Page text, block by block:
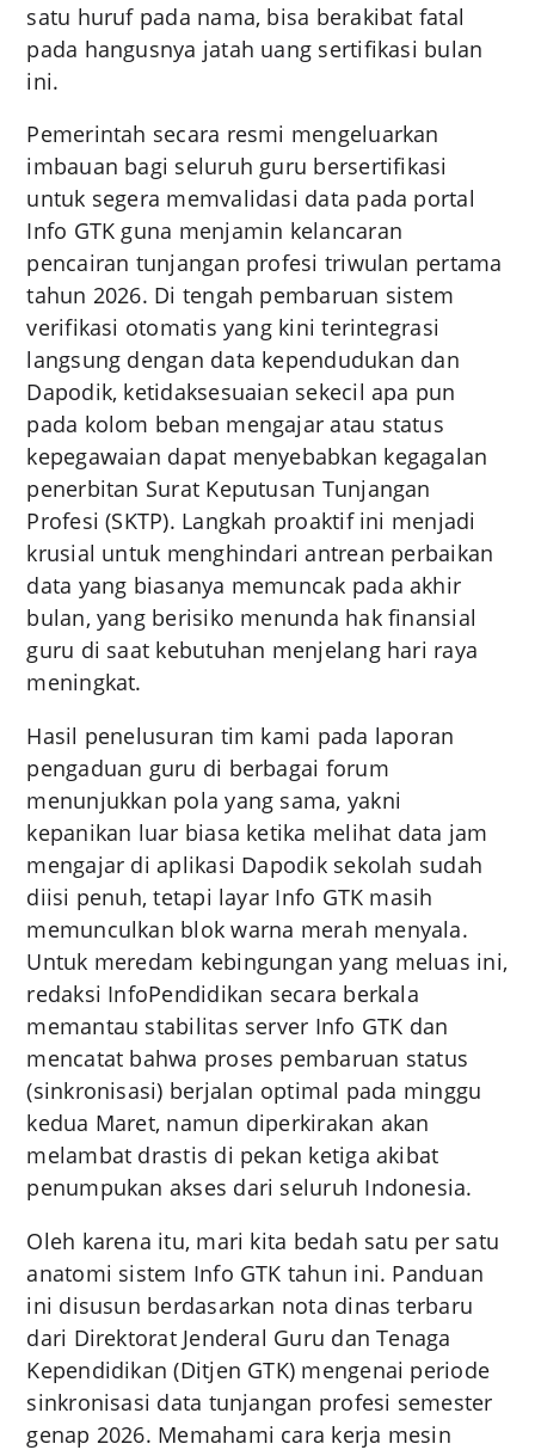
satu huruf pada nama, bisa berakibat fatal
pada hangusnya jatah uang sertifikasi bulan
ini.
Pemerintah secara resmi mengeluarkan
imbauan bagi seluruh guru bersertifikasi
untuk segera memvalidasi data pada portal
Info GTK guna menjamin kelancaran
pencairan tunjangan profesi triwulan pertama
tahun 2026. Di tengah pembaruan sistem
verifikasi otomatis yang kini terintegrasi
langsung dengan data kependudukan dan
Dapodik, ketidaksesuaian sekecil apa pun
pada kolom beban mengajar atau status
kepegawaian dapat menyebabkan kegagalan
penerbitan Surat Keputusan Tunjangan
Profesi (SKTP). Langkah proaktif ini menjadi
krusial untuk menghindari antrean perbaikan
data yang biasanya memuncak pada akhir
bulan, yang berisiko menunda hak finansial
guru di saat kebutuhan menjelang hari raya
meningkat.
Hasil penelusuran tim kami pada laporan
pengaduan guru di berbagai forum
menunjukkan pola yang sama, yakni
kepanikan luar biasa ketika melihat data jam
mengajar di aplikasi Dapodik sekolah sudah
diisi penuh, tetapi layar Info GTK masih
memunculkan blok warna merah menyala.
Untuk meredam kebingungan yang meluas ini,
redaksi InfoPendidikan secara berkala
memantau stabilitas server Info GTK dan
mencatat bahwa proses pembaruan status
(sinkronisasi) berjalan optimal pada minggu
kedua Maret, namun diperkirakan akan
melambat drastis di pekan ketiga akibat
penumpukan akses dari seluruh Indonesia.
Oleh karena itu, mari kita bedah satu per satu
anatomi sistem Info GTK tahun ini. Panduan
ini disusun berdasarkan nota dinas terbaru
dari Direktorat Jenderal Guru dan Tenaga
Kependidikan (Ditjen GTK) mengenai periode
sinkronisasi data tunjangan profesi semester
genap 2026. Memahami cara kerja mesin